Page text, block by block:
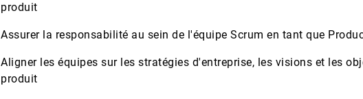
produit
Assurer la responsabilité au sein de l'équipe Scrum en tant que
Aligner les équipes sur les stratégies d'entreprise, les visions et les
produit